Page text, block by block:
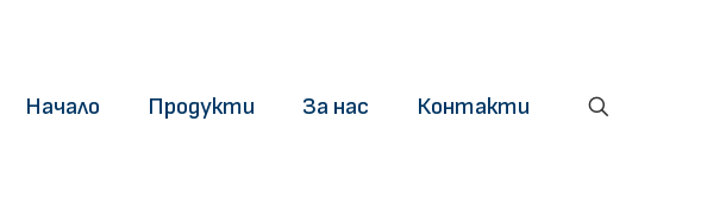
Начало Продукти За нас Контакти